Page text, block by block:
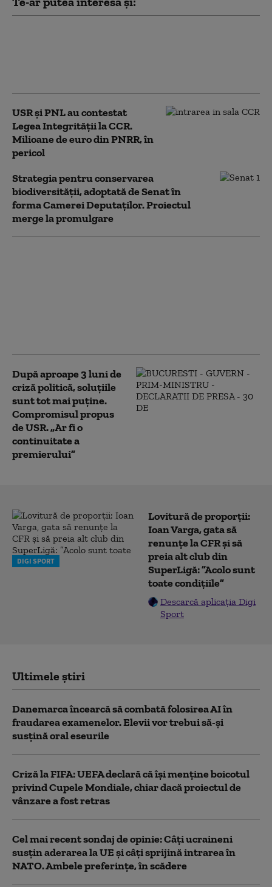
USR și PNL au contestat
Legea Integrității la CCR.
Milioane de euro din PNRR, în
pericol
Strategia pentru conservarea
biodiversității, adoptată de Senat în
forma Camerei Deputaților. Proiectul
merge la promulgare
După aproape 3 luni de
criză politică, soluțiile
sunt tot mai puține.
Compromisul propus
de USR. „Ar fi o
continuitate a
premierului”
DIGI SPORT
Lovitură de proporții:
Ioan Varga, gata să
renunțe la CFR și să
preia alt club din
SuperLigă: ”Acolo sunt
toate condițiile”
Descarcă aplicația Digi
Sport
Ultimele știri
Danemarca încearcă să combată folosirea AI în
fraudarea examenelor. Elevii vor trebui să-şi
susţină oral eseurile
Criză la FIFA: UEFA declară că îşi menţine boicotul
privind Cupele Mondiale, chiar dacă proiectul de
vânzare a fost retras
Cel mai recent sondaj de opinie: Câți ucraineni
susțin aderarea la UE și câți sprijină intrarea în
NATO. Ambele preferințe, în scădere